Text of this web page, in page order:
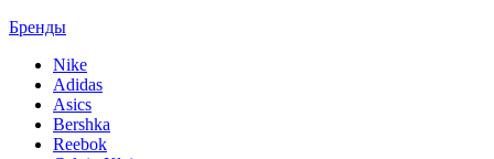
Бренды
Nike
Adidas
Asics
Bershka
Reebok